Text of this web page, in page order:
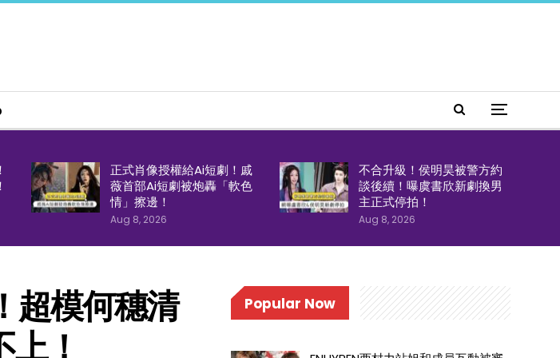
正式肖像授權給Ai短劇！戚
薇首部Ai短劇被炮轟「軟色
情」擦邊！
Aug 8, 2026
不合升級！侯明昊被警方約
談後續！曝虞書欣新劇換男
主正式停拍！
Aug 8, 2026
超模何穗清
！
Popular Now